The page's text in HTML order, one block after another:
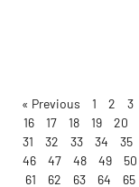
« Previous 1 2 3
16
17 18 19 20
31
32 33 34 35
46
47 48 49 50
61
62 63 64 65